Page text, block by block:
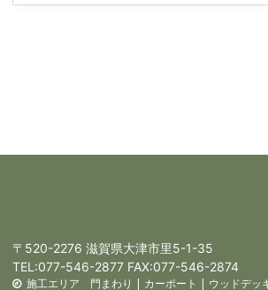
〒520-2276 滋賀県大津市里5-1-35
TEL:077-546-2877 FAX:077-546-2874
施工エリア 門まわり | カーポート | ウッドデッ